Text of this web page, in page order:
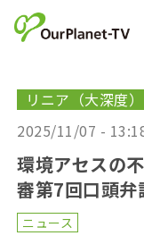
リニア（大深度）
2025/11/07 -
環境アセスの
審第7回口頭弁
ニュース